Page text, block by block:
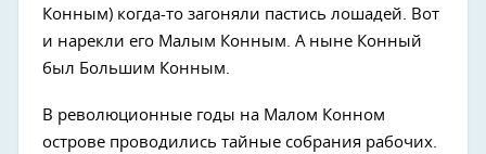
Конным) когда-то загоняли пастись лошадей. Вот
и нарекли его Малым Конным. А ныне Конный
был Большим Конным.
В революционные годы на Малом Конном
острове проводились тайные собрания рабочих.